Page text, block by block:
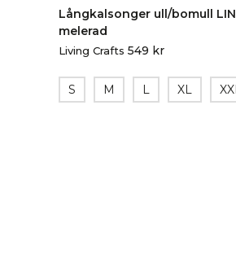
Långkalsonger ull/bomull
melerad
Living Crafts 549 kr
S M L XL